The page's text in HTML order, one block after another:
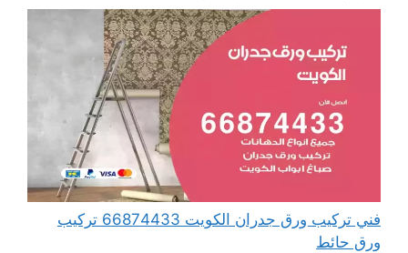
فني تركيب ورق جدران الكويت 66874433 تركيب
ورق حائط